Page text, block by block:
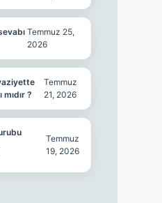
Temmuz 25,
2026
?
Temmuz
21, 2026
Temmuz
19, 2026